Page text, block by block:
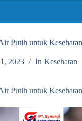
Putih untuk Kesehatan
2023 In Kesehatan
Putih untuk Kesehatan